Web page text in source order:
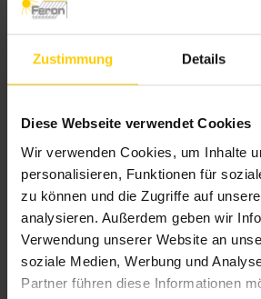
Zustimmung Details
Diese Webseite verwendet Cookies
Wir verwenden Cookies, um Inhalte
personalisieren, Funktionen für
zu können und die Zugriffe auf
analysieren. Außerdem geben wir
Verwendung unserer Website an
soziale Medien, Werbung und
Partner führen diese Informationen
Rollläden bieten
Sonnenschutz und